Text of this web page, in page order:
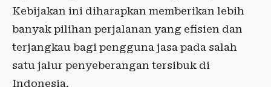
Kebijakan ini diharapkan memberikan lebih
banyak pilihan perjalanan yang efisien dan
terjangkau bagi pengguna jasa pada salah
satu jalur penyeberangan tersibuk di
Indonesia.